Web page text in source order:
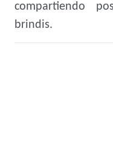
compartiendo
brindis.